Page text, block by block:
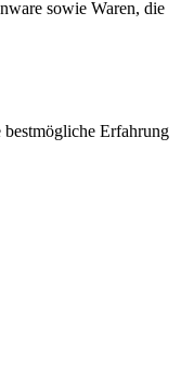
sowie Waren, die
Erfahrung